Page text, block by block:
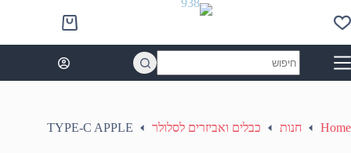
to
content
Shopping
cart
results
Home חנות כבלים ואביזרים לסלולר TYPE-C APPLE